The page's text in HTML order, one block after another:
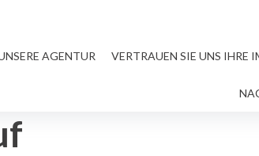
AGENTUR VERTRAUEN SIE UNS IHRE